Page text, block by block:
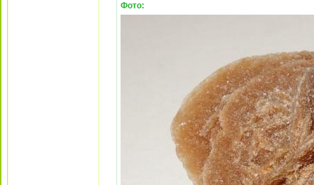
Фото: